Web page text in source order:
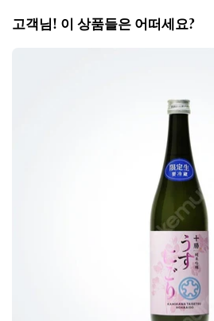
고객님! 이 상품들은 어떠세요?